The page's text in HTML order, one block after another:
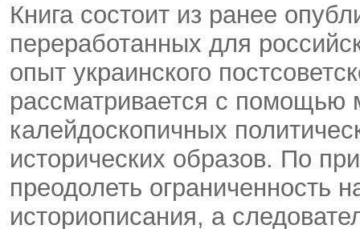
Книга состоит из ранее
переработанных для
опыт украинского
рассматривается с помощью
калейдоскопичных
исторических образов. По
преодолеть ограниченность
историописания, а